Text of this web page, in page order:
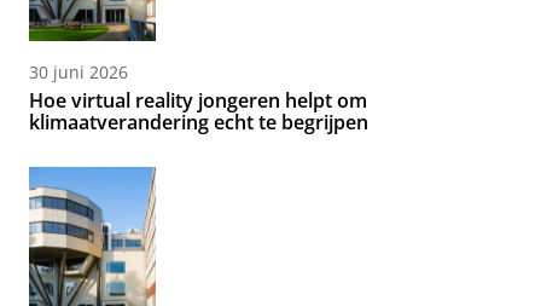
30 juni 2026
Hoe virtual reality jongeren helpt om
klimaatverandering echt te begrijpen